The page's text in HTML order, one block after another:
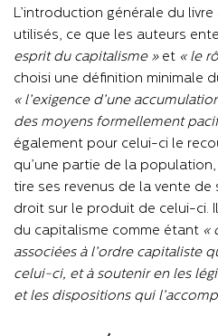
L’introduction générale du
utilisés, ce que les auteurs
esprit du capitalisme »et « le
choisi une définition minimale
« l’exigence d’une
des moyens formellement
également pour celui-ci le
qu’une partie de la
tire ses revenus de la vente de
droit sur le produit de celui-ci.
du capitalisme comme étant «
associées à l’ordre capitaliste
celui-ci, et à soutenir en les
et les dispositions qui